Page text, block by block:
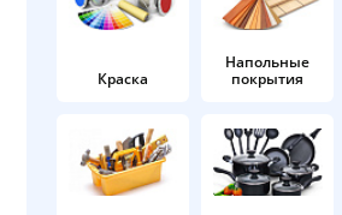
Краска
Напольные
покрытия